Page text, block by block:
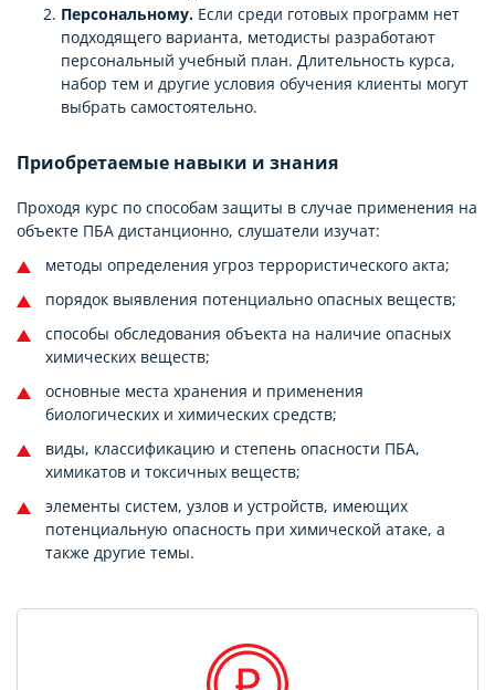
Персональному. Если среди готовых программ нет
подходящего варианта, методисты разработают
персональный учебный план. Длительность курса,
набор тем и другие условия обучения клиенты могут
выбрать самостоятельно.
Приобретаемые навыки и знания
Проходя курс по способам защиты в случае применения на
объекте ПБА дистанционно, слушатели изучат:
методы определения угроз террористического акта;
порядок выявления потенциально опасных веществ;
способы обследования объекта на наличие опасных
химических веществ;
основные места хранения и применения
биологических и химических средств;
виды, классификацию и степень опасности ПБА,
химикатов и токсичных веществ;
элементы систем, узлов и устройств, имеющих
потенциальную опасность при химической атаке, а
также другие темы.